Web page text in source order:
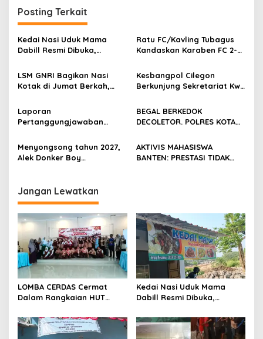
Posting Terkait
Kedai Nasi Uduk Mama
Dabill Resmi Dibuka,
dengan Harga Ekonomis
Ratu FC/Kavling Tubagus
Kandaskan Karaben FC 2-0:
Kebersamaan Warga
Sindang Heula
LSM GNRI Bagikan Nasi
Kotak di Jumat Berkah,
Kesbangpol Cilegon
Berkunjung Sekretariat Kwri
Kemitraan yang kokoh
Laporan
Pertanggungjawaban
Panitia Milad KKPMP ke-15
Resmi Ditutup
BEGAL BERKEDOK
DECOLETOR. POLRES KOTA
TEGAS
Menyongsong tahun 2027,
Alek Donker Boy
seluruh jajaran untuk terus
meningkatkan
menjalankan tugas
jurnalistik
AKTIVIS MAHASISWA
BANTEN: PRESTASI TIDAK
Jangan Lewatkan
LOMBA CERDAS Cermat
Dalam Rangkaian HUT
Indonesia ke-81
Kedai Nasi Uduk Mama
Dabill Resmi Dibuka,
dengan Harga Ekonomis